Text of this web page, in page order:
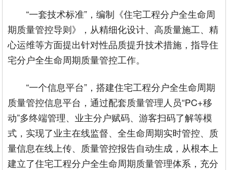
“一套技术标准”，编制《住宅工程分户全生命周
期质量管控导则》，从精细化设计、高质量施工、精
心运维等方面提出针对性品质提升技术措施，指导住
宅分户全生命周期质量管控工作。
“一个信息平台”，搭建住宅工程分户全生命周期
质量管控信息平台，通过配套质量管理人员“PC+移
动”多终端管理、业主分户赋码、游客扫码了解等模
式，实现了业主在线监督、全生命周期实时管控、质
量信息在线上传、质量管控报告自动生成，从根本上
建立了住宅工程分户全生命周期质量管理体系，充分